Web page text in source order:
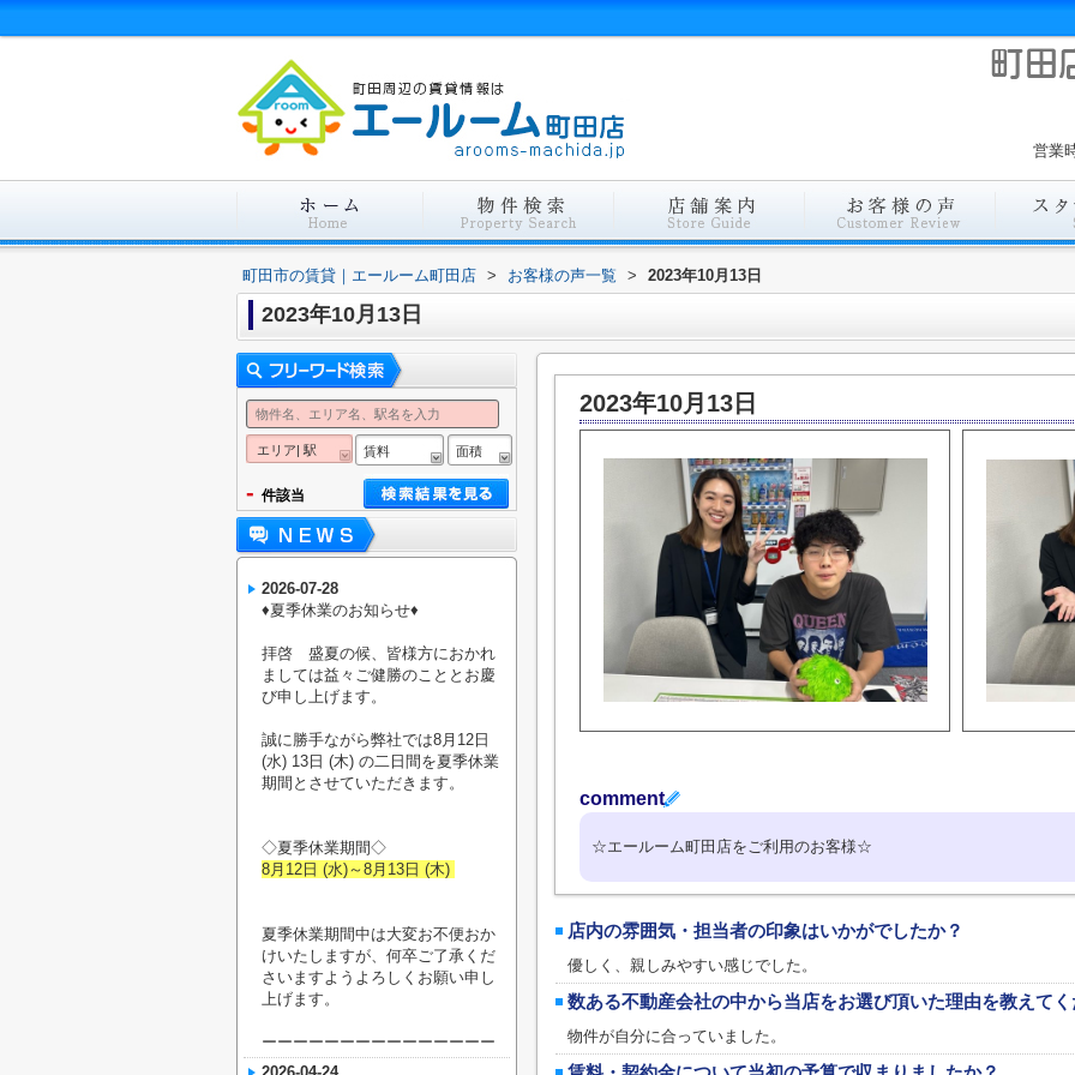
営業
町田市の賃貸｜エールーム町田店 > お客様の声一覧 > 2023年10月13日
2023年10月13日
2023年10月13日
comment
☆エールーム町田店をご利用のお客様☆
店内の雰囲気・担当者の印象はいかがでしたか？
優しく、親しみやすい感じでした。
数ある不動産会社の中から当店をお選び頂いた理由を教えて
物件が自分に合っていました。
エリア| 駅 賃料 面積
- 件該当
2026-07-28
♦︎夏季休業のお知らせ♦︎
拝啓 盛夏の候、皆様方におかれ
ましては益々ご健勝のこととお慶
び申し上げます。
誠に勝手ながら弊社では8月12日
(水) 13日 (木) の二日間を夏季休業
期間とさせていただきます。
◇夏季休業期間◇
8月12日 (水)～8月13日 (木)
夏季休業期間中は大変お不便おか
けいたしますが、何卒ご了承くだ
さいますようよろしくお願い申し
上げます。
ーーーーーーーーーーーーーーー